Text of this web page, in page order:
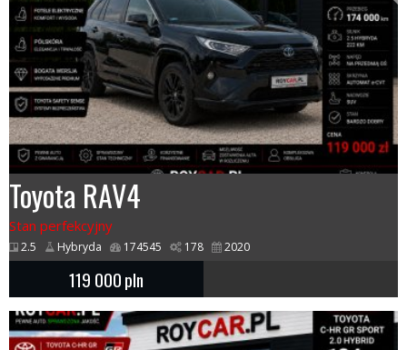
Toyota RAV4
Stan perfekcyjny
2.5 Hybryda 174545 178 2020
119 000pln